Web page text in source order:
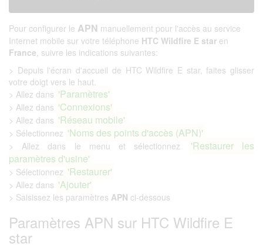
Pour configurer le APN manuellement pour l'accès au service
Internet mobile sur votre téléphone HTC Wildfire E star en
France, suivre les indications suivantes:
> Depuis l'écran d'accueil de HTC Wildfire E star, faites glisser
votre doigt vers le haut.
> Allez dans 'Paramètres'
> Allez dans 'Connexions'
> Allez dans 'Réseau mobile'
> Sélectionnez 'Noms des points d'accès (APN)'
> Allez dans le menu et sélectionnez
'Restaurer les
paramètres d'usine'
> Sélectionnez 'Restaurer'
> Allez dans 'Ajouter'
> Saisissez les paramètres APN ci-dessous
Paramètres APN sur HTC Wildfire E
star